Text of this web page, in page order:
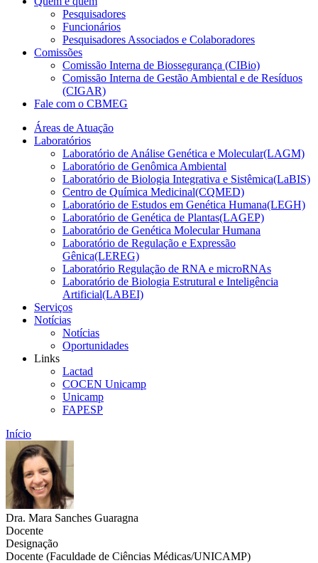
Pesquisadores
Funcionários
Pesquisadores Associados e Colaboradores
Comissões
Comissão Interna de Biossegurança (CIBio)
Comissão Interna de Gestão Ambiental e de Resíduos
(CIGAR)
Fale com o CBMEG
Áreas de Atuação
Laboratórios
Laboratório de Análise Genética e Molecular(LAGM)
Laboratório de Genômica Ambiental
Laboratório de Biologia Integrativa e Sistêmica(LaBIS)
Centro de Química Medicinal(CQMED)
Laboratório de Estudos em Genética Humana(LEGH)
Laboratório de Genética de Plantas(LAGEP)
Laboratório de Genética Molecular Humana
Laboratório de Regulação e Expressão
Gênica(LEREG)
Laboratório Regulação de RNA e microRNAs
Laboratório de Biologia Estrutural e Inteligência
Artificial(LABEI)
Serviços
Notícias
Notícias
Oportunidades
Links
Lactad
COCEN Unicamp
Unicamp
FAPESP
Início
Dra. Mara Sanches Guaragna
Docente
Designação
Docente (Faculdade de Ciências Médicas/UNICAMP)